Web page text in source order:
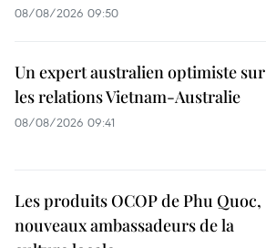
08/08/2026 09:50
Un expert australien optimiste sur
les relations Vietnam-Australie
08/08/2026 09:41
Les produits OCOP de Phu Quoc,
nouveaux ambassadeurs de la